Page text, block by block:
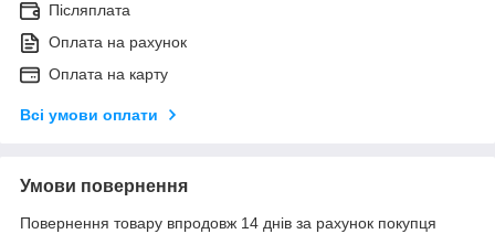
Післяплата
Оплата на рахунок
Оплата на карту
Всі умови оплати
Умови повернення
Повернення товару впродовж 14 днів за рахунок покупця